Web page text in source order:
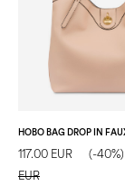
117.00 EUR (-40%)
EUR